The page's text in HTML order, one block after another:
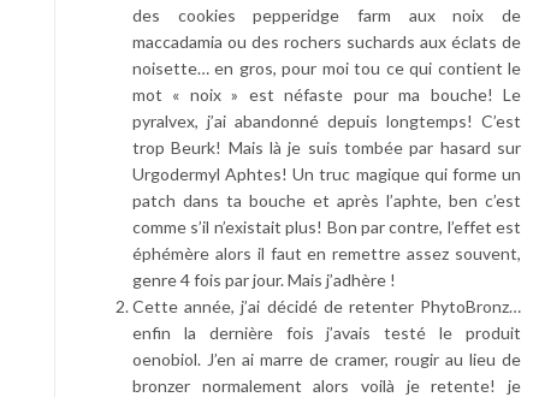
des cookies pepperidge farm aux noix de
maccadamia ou des rochers suchards aux éclats de
noisette… en gros, pour moi tou ce qui contient le
mot « noix » est néfaste pour ma bouche! Le
pyralvex, j’ai abandonné depuis longtemps! C’est
trop Beurk! Mais là je suis tombée par hasard sur
Urgodermyl Aphtes! Un truc magique qui forme un
patch dans ta bouche et après l’aphte, ben c’est
comme s’il n’existait plus! Bon par contre, l’effet est
éphémère alors il faut en remettre assez souvent,
genre 4 fois par jour. Mais j’adhère !
Cette année, j’ai décidé de retenter PhytoBronz…
enfin la dernière fois j’avais testé le produit
oenobiol. J’en ai marre de cramer, rougir au lieu de
bronzer normalement alors voilà je retente! je